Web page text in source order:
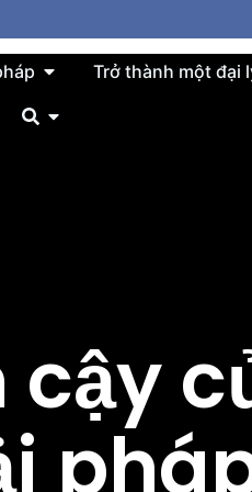
Mở SolutionTrở thành một đại
Mở